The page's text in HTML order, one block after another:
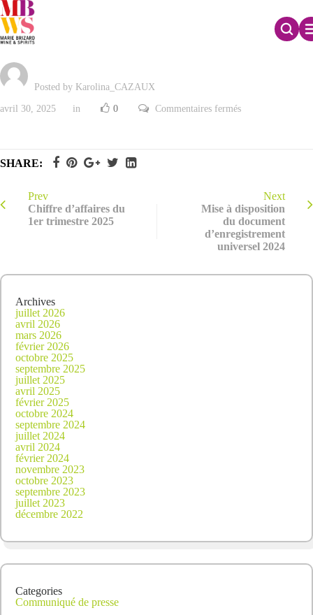
Document d’enregistrement universel 2024
Posted by Karolina_CAZAUX
avril 30, 2025 in 0 Commentaires ferméssur
SHARE:
Prev
Chiffre d’affaires du
1er trimestre 2025
Next
Mise à disposition
du document
d’enregistrement
universel 2024
Archives
juillet 2026
avril 2026
mars 2026
février 2026
octobre 2025
septembre 2025
juillet 2025
avril 2025
février 2025
octobre 2024
septembre 2024
juillet 2024
avril 2024
février 2024
novembre 2023
octobre 2023
septembre 2023
juillet 2023
décembre 2022
Categories
Communiqué de presse